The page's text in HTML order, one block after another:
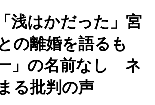
浅はかだった」宮
の離婚を語るも
一」の名前なし ネ
る批判の声